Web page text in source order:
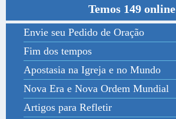
Temos 149 online
Envie seu Pedido de Oração
Fim dos tempos
Apostasia na Igreja e no Mundo
Nova Era e Nova Ordem Mundial
Artigos para Refletir